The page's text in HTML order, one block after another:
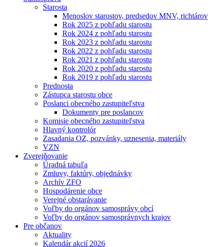
Starosta
Menoslov starostov, predsedov MNV, richtárov
Rok 2025 z pohľadu starostu
Rok 2024 z pohľadu starostu
Rok 2023 z pohľadu starostu
Rok 2022 z pohľadu starostu
Rok 2021 z pohľadu starostu
Rok 2020 z pohľadu starostu
Rok 2019 z pohľadu starostu
Prednosta
Zástupca starostu obce
Poslanci obecného zastupiteľstva
Dokumenty pre poslancov
Komisie obecného zastupiteľstva
Hlavný kontrolór
Zasadania OZ, pozvánky, uznesenia, materiály
VZN
Zverejňovanie
Úradná tabuľa
Zmluvy, faktúry, objednávky
Archív ZFO
Hospodárenie obce
Verejné obstarávanie
Voľby do orgánov samosprávy obcí
Voľby do orgánov samosprávnych krajov
Pre občanov
Aktuality
Kalendár akcií 2026